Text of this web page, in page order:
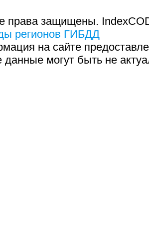
права защищены.
регионов ГИБДД
на сайте
данные могут быть не